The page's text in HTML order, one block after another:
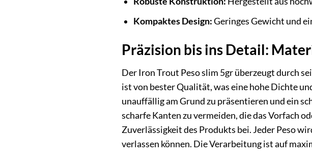
Kompaktes Design:Geringes Gewicht und
Präzision bis ins Detail:
Der Iron Trout Peso slim 5gr überzeugt durch
ist von bester Qualität, was eine hohe Dichte
unauffällig am Grund zu präsentieren und ein
scharfe Kanten zu vermeiden, die das Vorfach
Zuverlässigkeit des Produkts bei. Jeder Peso
verlassen können. Die Verarbeitung ist auf